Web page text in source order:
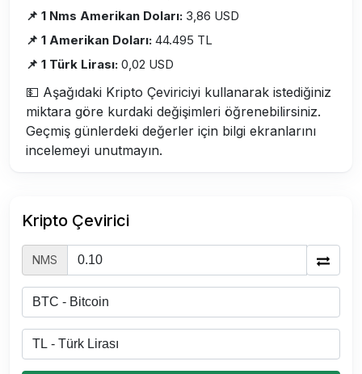
📌 1 Nms Amerikan Doları: 3,86 USD
📌 1 Amerikan Doları: 44.495 TL
📌 1 Türk Lirası: 0,02 USD
💵 Aşağıdaki Kripto Çeviriciyi kullanarak istediğiniz
miktara göre kurdaki değişimleri öğrenebilirsiniz.
Geçmiş günlerdeki değerler için bilgi ekranlarını
incelemeyi unutmayın.
Kripto Çevirici
NMS